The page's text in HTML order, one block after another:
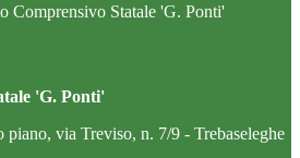
Comprensivo Statale 'G. Ponti'
'G. Ponti'
piano, via Treviso, n. 7/9 - Trebaseleghe